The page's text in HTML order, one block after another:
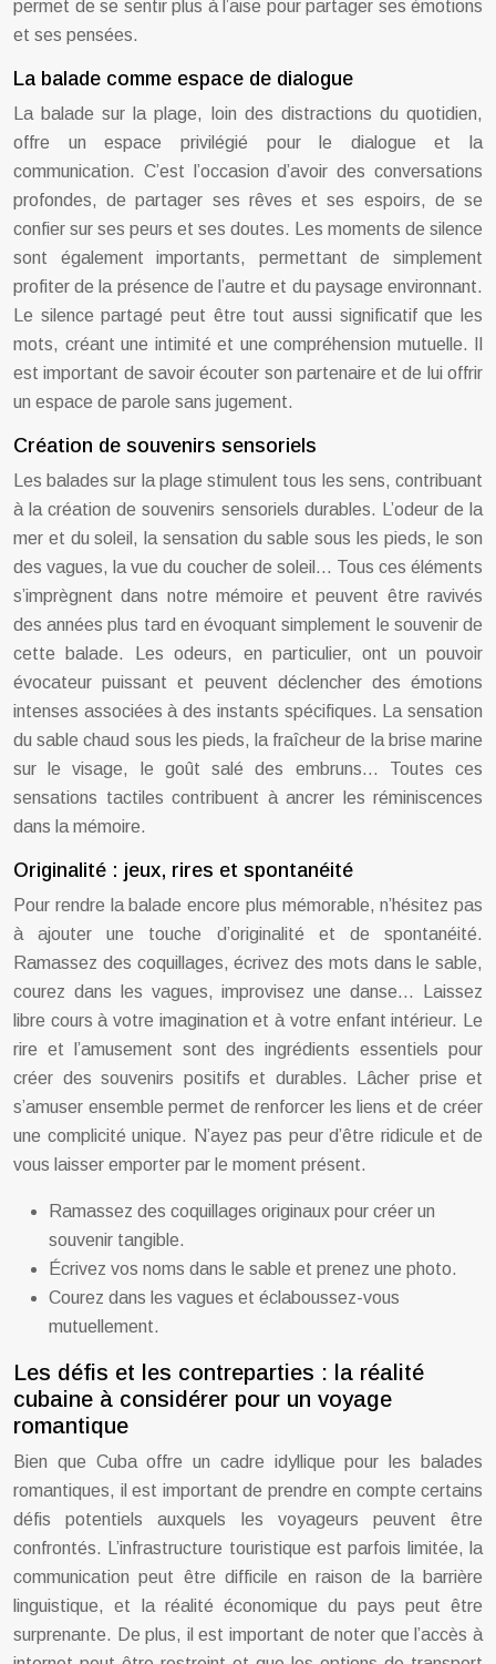
permet de se sentir plus à l’aise pour partager ses émotions
et ses pensées.
La balade comme espace de dialogue
La balade sur la plage, loin des distractions du quotidien,
offre un espace privilégié pour le dialogue et la
communication. C’est l’occasion d’avoir des conversations
profondes, de partager ses rêves et ses espoirs, de se
confier sur ses peurs et ses doutes. Les moments de silence
sont également importants, permettant de simplement
profiter de la présence de l’autre et du paysage environnant.
Le silence partagé peut être tout aussi significatif que les
mots, créant une intimité et une compréhension mutuelle. Il
est important de savoir écouter son partenaire et de lui offrir
un espace de parole sans jugement.
Création de souvenirs sensoriels
Les balades sur la plage stimulent tous les sens, contribuant
à la création de souvenirs sensoriels durables. L’odeur de la
mer et du soleil, la sensation du sable sous les pieds, le son
des vagues, la vue du coucher de soleil… Tous ces éléments
s’imprègnent dans notre mémoire et peuvent être ravivés
des années plus tard en évoquant simplement le souvenir de
cette balade. Les odeurs, en particulier, ont un pouvoir
évocateur puissant et peuvent déclencher des émotions
intenses associées à des instants spécifiques. La sensation
du sable chaud sous les pieds, la fraîcheur de la brise marine
sur le visage, le goût salé des embruns… Toutes ces
sensations tactiles contribuent à ancrer les réminiscences
dans la mémoire.
Originalité : jeux, rires et spontanéité
Pour rendre la balade encore plus mémorable, n’hésitez pas
à ajouter une touche d’originalité et de spontanéité.
Ramassez des coquillages, écrivez des mots dans le sable,
courez dans les vagues, improvisez une danse… Laissez
libre cours à votre imagination et à votre enfant intérieur. Le
rire et l’amusement sont des ingrédients essentiels pour
créer des souvenirs positifs et durables. Lâcher prise et
s’amuser ensemble permet de renforcer les liens et de créer
une complicité unique. N’ayez pas peur d’être ridicule et de
vous laisser emporter par le moment présent.
Ramassez des coquillages originaux pour créer un
souvenir tangible.
Écrivez vos noms dans le sable et prenez une photo.
Courez dans les vagues et éclaboussez-vous
mutuellement.
Les défis et les contreparties : la réalité
cubaine à considérer pour un voyage
romantique
Bien que Cuba offre un cadre idyllique pour les balades
romantiques, il est important de prendre en compte certains
défis potentiels auxquels les voyageurs peuvent être
confrontés. L’infrastructure touristique est parfois limitée, la
communication peut être difficile en raison de la barrière
linguistique, et la réalité économique du pays peut être
surprenante. De plus, il est important de noter que l’accès à